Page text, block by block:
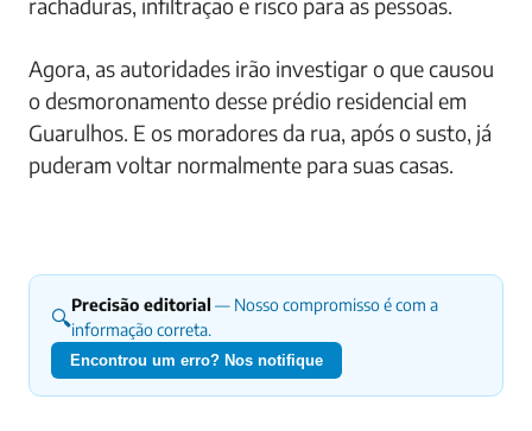
rachaduras, infiltração e risco para as pessoas.
Agora, as autoridades irão investigar o que causou
o desmoronamento desse prédio residencial em
Guarulhos. E os moradores da rua, após o susto, já
puderam voltar normalmente para suas casas.
🔍Precisão editorial — Nosso compromisso é com a
informação correta.
Encontrou um erro? Nos notifique